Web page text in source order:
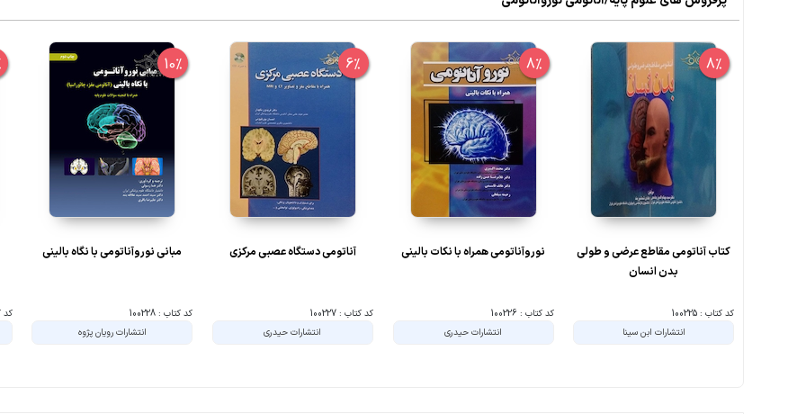
8%
کتاب آناتومی مقاطع عرضی و طولی
بدن انسان
کد کتاب : 100225
انتشارات ابن سینا
8%
نوروآناتومی همراه با نکات بالینی
کد کتاب : 100226
انتشارات حیدری
6%
آناتومی دستگاه عصبی مرکزی
کد کتاب : 100227
انتشارات حیدری
10%
مبانی نوروآناتومی با نگاه بالینی
کد کتاب : 100228
انتشارات رویان پژوه
کد